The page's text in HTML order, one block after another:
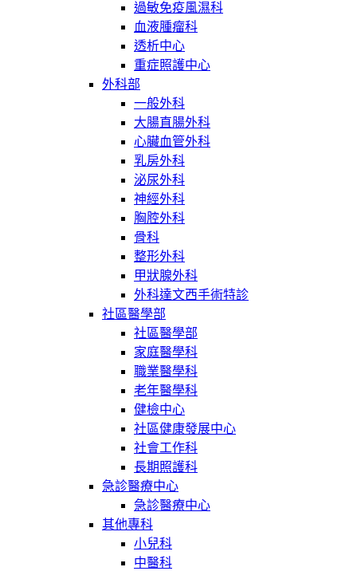
過敏免疫風濕科
血液腫瘤科
透析中心
重症照護中心
外科部
一般外科
大腸直腸外科
心臟血管外科
乳房外科
泌尿外科
神經外科
胸腔外科
骨科
整形外科
甲狀腺外科
外科達文西手術特診
社區醫學部
社區醫學部
家庭醫學科
職業醫學科
老年醫學科
健檢中心
社區健康發展中心
社會工作科
長期照護科
急診醫療中心
急診醫療中心
其他專科
小兒科
中醫科